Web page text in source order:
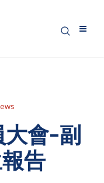
大會-副
告